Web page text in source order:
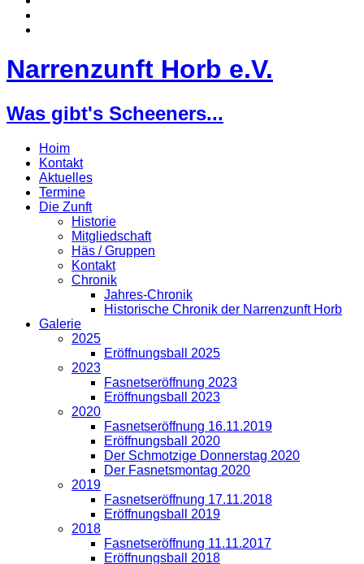
Narrenzunft Horb e.V.
Was gibt's Scheeners...
Hoim
Kontakt
Aktuelles
Termine
Die Zunft
Historie
Mitgliedschaft
Häs / Gruppen
Kontakt
Chronik
Jahres-Chronik
Historische Chronik der Narrenzunft Horb
Galerie
2025
Eröffnungsball 2025
2023
Fasnetseröffnung 2023
Eröffnungsball 2023
2020
Fasnetseröffnung 16.11.2019
Eröffnungsball 2020
Der Schmotzige Donnerstag 2020
Der Fasnetsmontag 2020
2019
Fasnetseröffnung 17.11.2018
Eröffnungsball 2019
2018
Fasnetseröffnung 11.11.2017
Eröffnungsball 2018